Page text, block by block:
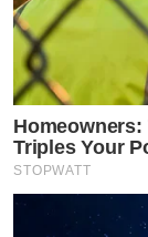
Homeowners:
Triples Your
STOPWATT